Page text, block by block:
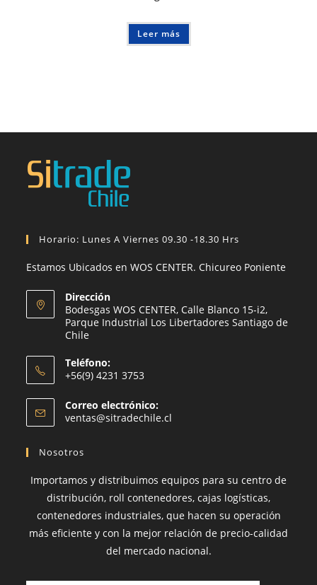
Leer más
Horario: Lunes A Viernes 09.30 -18.30 Hrs
Estamos Ubicados en WOS CENTER. Chicureo Poniente
Dirección
Bodesgas WOS CENTER, Calle Blanco 15-i2,
Parque Industrial Los Libertadores Santiago de
Chile
Teléfono:
+56(9) 4231 3753
abre
en
Correo electrónico:
ventas@sitradechile.cl
Nosotros
Importamos y distribuimos equipos para su centro de
distribución, roll contenedores, cajas logísticas,
contenedores industriales, que hacen su operación
más eficiente y con la mejor relación de precio-calidad
del mercado nacional.